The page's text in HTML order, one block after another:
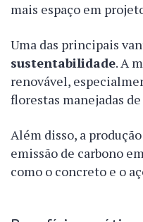
mais espaço em
Uma das principais
sustentabilidade. A
renovável,
florestas manejadas
Além disso, a
emissão de carbono
como o concreto e o